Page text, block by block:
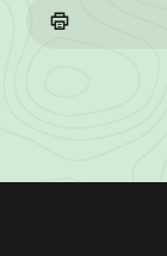
Losinformationen